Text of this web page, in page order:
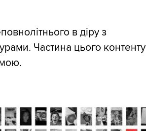
в діру з
Частина цього контенту